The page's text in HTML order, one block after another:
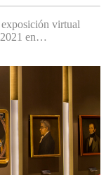
virtual
2021 en…